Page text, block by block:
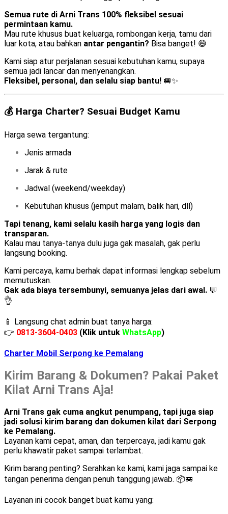
Semua rute di Arni Trans 100% fleksibel sesuai
permintaan kamu.
Mau rute khusus buat keluarga, rombongan kerja, tamu dari
luar kota, atau bahkan antar pengantin? Bisa banget! 😄
Kami siap atur perjalanan sesuai kebutuhan kamu, supaya
semua jadi lancar dan menyenangkan.
Fleksibel, personal, dan selalu siap bantu! 🚐✨
💰 Harga Charter? Sesuai Budget Kamu
Harga sewa tergantung:
Jenis armada
Jarak & rute
Jadwal (weekend/weekday)
Kebutuhan khusus (jemput malam, balik hari, dll)
Tapi tenang, kami selalu kasih harga yang logis dan
transparan.
Kalau mau tanya-tanya dulu juga gak masalah, gak perlu
langsung booking.
Kami percaya, kamu berhak dapat informasi lengkap sebelum
memutuskan.
Gak ada biaya tersembunyi, semuanya jelas dari awal. 💬
👌
📱 Langsung chat admin buat tanya harga:
👉 0813-3604-0403 (Klik untuk WhatsApp)
Charter Mobil Serpong ke Pemalang
Kirim Barang & Dokumen? Pakai Paket
Kilat Arni Trans Aja!
Arni Trans gak cuma angkut penumpang, tapi juga siap
jadi solusi kirim barang dan dokumen kilat dari Serpong
ke Pemalang.
Layanan kami cepat, aman, dan terpercaya, jadi kamu gak
perlu khawatir paket sampai terlambat.
Kirim barang penting? Serahkan ke kami, kami jaga sampai ke
tangan penerima dengan penuh tanggung jawab. 📦🚐
Layanan ini cocok banget buat kamu yang: